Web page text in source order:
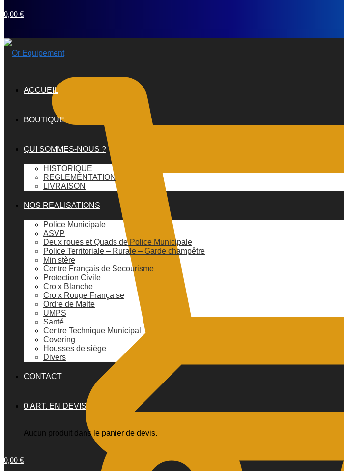
0,00 €
ACCUEIL
BOUTIQUE
QUI SOMMES-NOUS ?
HISTORIQUE
REGLEMENTATION
LIVRAISON
NOS REALISATIONS
Police Municipale
ASVP
Deux roues et Quads de Police Municipale
Police Territoriale – Rurale – Garde champêtre
Ministère
Centre Français de Secourisme
Protection Civile
Croix Blanche
Croix Rouge Française
Ordre de Malte
UMPS
Santé
Centre Technique Municipal
Covering
Housses de siège
Divers
CONTACT
0 ART. EN DEVIS
Aucun produit dans le panier de devis.
0,00 €